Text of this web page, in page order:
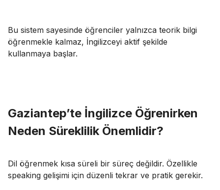
Bu sistem sayesinde öğrenciler yalnızca teorik bilgi
öğrenmekle kalmaz, İngilizceyi aktif şekilde
kullanmaya başlar.
Gaziantep’te İngilizce Öğrenirken
Neden Süreklilik Önemlidir?
Dil öğrenmek kısa süreli bir süreç değildir. Özellikle
speaking gelişimi için düzenli tekrar ve pratik gerekir.